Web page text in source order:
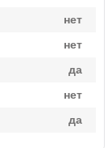
нет
нет
да
нет
да